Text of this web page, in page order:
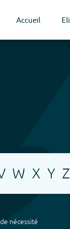
Accueil
W X Y Z
nécessité